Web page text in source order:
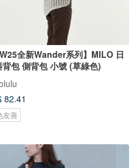
全新Wander系列】MILO 日
背包 側背包 小號 (草綠色)
82.41
友善